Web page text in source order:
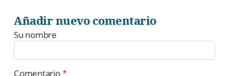
Añadir nuevo comentario
Su nombre
Comentario